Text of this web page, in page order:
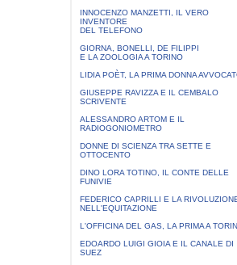
INNOCENZO MANZETTI, IL VERO
INVENTORE
DEL TELEFONO
GIORNA, BONELLI, DE FILIPPI
E LA ZOOLOGIA A TORINO
LIDIA POÈT, LA PRIMA DONNA
GIUSEPPE RAVIZZA E IL CEMBALO
SCRIVENTE
ALESSANDRO ARTOM E IL
RADIOGONIOMETRO
DONNE DI SCIENZA TRA SETTE E
OTTOCENTO
DINO LORA TOTINO, IL CONTE DELLE
FUNIVIE
FEDERICO CAPRILLI E LA
NELL'EQUITAZIONE
L'OFFICINA DEL GAS, LA PRIMA A
EDOARDO LUIGI GIOIA E IL CANALE DI
SUEZ